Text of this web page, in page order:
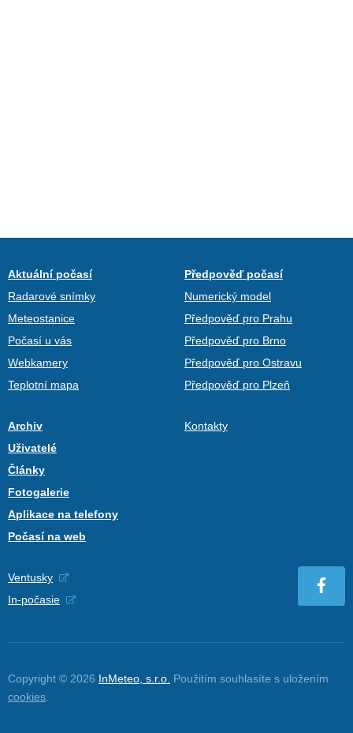
Aktuální počasí
Radarové snímky
Meteostanice
Počasí u vás
Webkamery
Teplotní mapa
Předpověď počasí
Numerický model
Předpověď pro Prahu
Předpověď pro Brno
Předpověď pro Ostravu
Předpověď pro Plzeň
Archiv
Uživatelé
Články
Fotogalerie
Aplikace na telefony
Počasí na web
Kontakty
Ventusky
In-počasie
Copyright © 2026 InMeteo, s.r.o. Použitím souhlasíte s uložením
cookies